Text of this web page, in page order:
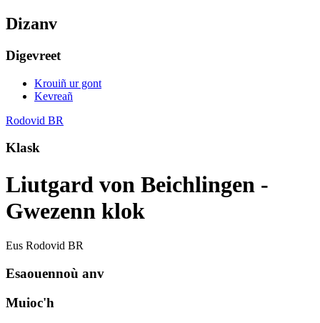
Dizanv
Digevreet
Krouiñ ur gont
Kevreañ
Rodovid BR
Klask
Liutgard von Beichlingen -
Gwezenn klok
Eus Rodovid BR
Esaouennoù anv
Muioc'h